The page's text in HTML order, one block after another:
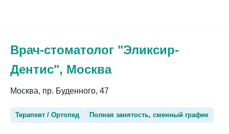
Врач-стоматолог "Эликсир-
Дентис", Москва
Москва, пр. Буденного, 47
Терапевт / Ортопед Полная занятость, сменный график